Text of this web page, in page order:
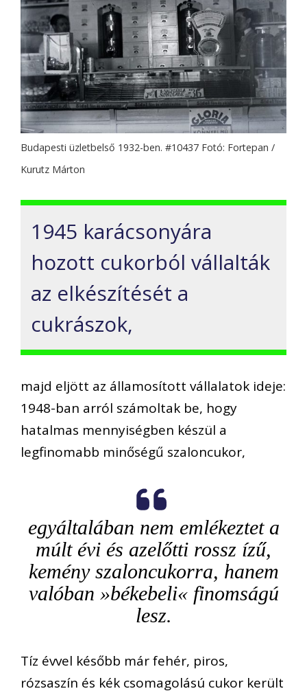
Budapesti üzletbelső 1932-ben. #10437 Fotó: Fortepan /
Kurutz Márton
1945 karácsonyára
hozott cukorból vállalták
az elkészítését a
cukrászok,
majd eljött az államosított vállalatok ideje:
1948-ban arról számoltak be, hogy
hatalmas mennyiségben készül a
legfinomabb minőségű szaloncukor,
egyáltalában nem emlékeztet a
múlt évi és azelőtti rossz ízű,
kemény szaloncukorra, hanem
valóban »békebeli« finomságú
lesz.
Tíz évvel később már fehér, piros,
rózsaszín és kék csomagolású cukor került